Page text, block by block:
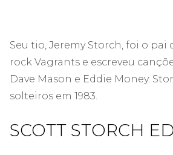
Seu tio, Jeremy Storch, foi o pai
rock Vagrants e escreveu
Dave Mason e Eddie Money.
solteiros em 1983.
SCOTT STORCH